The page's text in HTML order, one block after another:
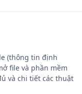
(thông tin định
file và phần mềm
và chi tiết các thuật